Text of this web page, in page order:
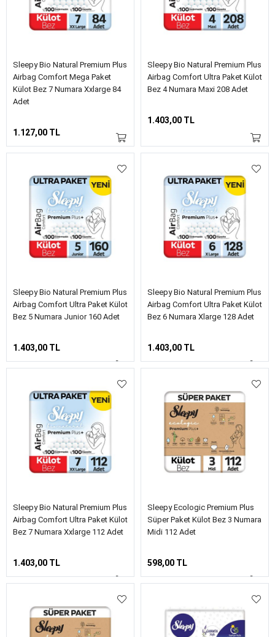
Sleepy Bio Natural Premium Plus
Airbag Comfort Mega Paket
Külot Bez 7 Numara Xxlarge 84
Adet
1.127,00 TL
Sleepy Bio Natural Premium Plus
Airbag Comfort Ultra Paket Külot
Bez 4 Numara Maxi 208 Adet
1.403,00 TL
Sleepy Bio Natural Premium Plus
Airbag Comfort Ultra Paket Külot
Bez 5 Numara Junior 160 Adet
1.403,00 TL
Sleepy Bio Natural Premium Plus
Airbag Comfort Ultra Paket Külot
Bez 6 Numara Xlarge 128 Adet
1.403,00 TL
Sleepy Bio Natural Premium Plus
Airbag Comfort Ultra Paket Külot
Bez 7 Numara Xxlarge 112 Adet
1.403,00 TL
Sleepy Ecologic Premium Plus
Süper Paket Külot Bez 3 Numara
Midi 112 Adet
598,00 TL